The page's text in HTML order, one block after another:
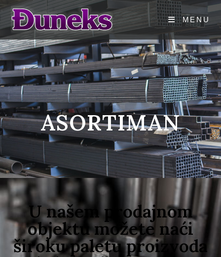
MENU
ASORTIMAN
U našem prodajnom
objektu možete naći
široku paletu proizvoda